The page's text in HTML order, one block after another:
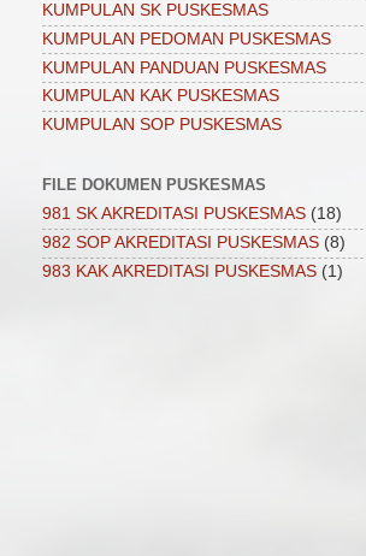
KUMPULAN SK PUSKESMAS
KUMPULAN PEDOMAN PUSKESMAS
KUMPULAN PANDUAN PUSKESMAS
KUMPULAN KAK PUSKESMAS
KUMPULAN SOP PUSKESMAS
FILE DOKUMEN PUSKESMAS
981 SK AKREDITASI PUSKESMAS (18)
982 SOP AKREDITASI PUSKESMAS (8)
983 KAK AKREDITASI PUSKESMAS (1)